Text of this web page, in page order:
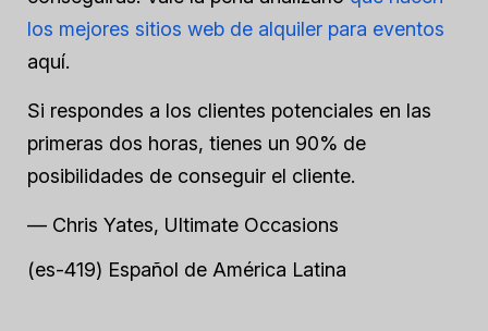
los mejores sitios web de alquiler para eventos
aquí.
Si respondes a los clientes potenciales en las
primeras dos horas, tienes un 90% de
posibilidades de conseguir el cliente.
— Chris Yates, Ultimate Occasions
(es-419) Español de América Latina